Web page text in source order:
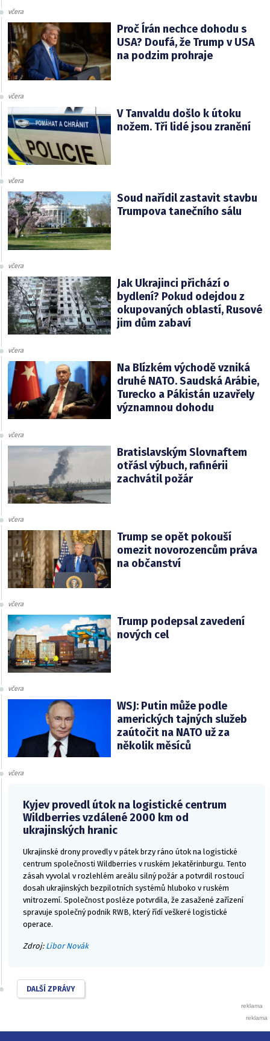
včera
Proč Írán nechce dohodu s
USA? Doufá, že Trump v USA
na podzim prohraje
včera
V Tanvaldu došlo k útoku
nožem. Tři lidé jsou zranění
včera
Soud nařídil zastavit stavbu
Trumpova tanečního sálu
včera
Jak Ukrajinci přichází o
bydlení? Pokud odejdou z
okupovaných oblastí, Rusové
jim dům zabaví
včera
Na Blízkém východě vzniká
druhé NATO. Saudská Arábie,
Turecko a Pákistán uzavřely
významnou dohodu
včera
Bratislavským Slovnaftem
otřásl výbuch, rafinérii
zachvátil požár
včera
Trump se opět pokouší
omezit novorozencům práva
na občanství
včera
Trump podepsal zavedení
nových cel
včera
WSJ: Putin může podle
amerických tajných služeb
zaútočit na NATO už za
několik měsíců
včera
Kyjev provedl útok na logistické centrum
Wildberries vzdálené 2000 km od
ukrajinských hranic
Ukrajinské drony provedly v pátek brzy ráno útok na logistické
centrum společnosti Wildberries v ruském Jekatěrinburgu. Tento
zásah vyvolal v rozlehlém areálu silný požár a potvrdil rostoucí
dosah ukrajinských bezpilotních systémů hluboko v ruském
vnitrozemí. Společnost posléze potvrdila, že zasažené zařízení
spravuje společný podnik RWB, který řídí veškeré logistické
operace.
Zdroj: Libor Novák
DALŠÍ ZPRÁVY